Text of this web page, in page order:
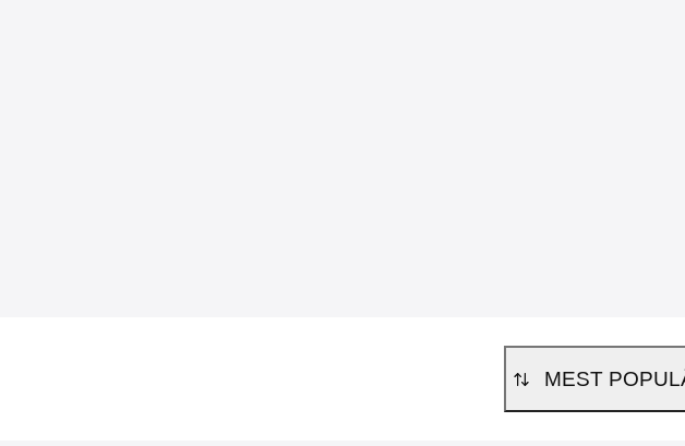
MEST